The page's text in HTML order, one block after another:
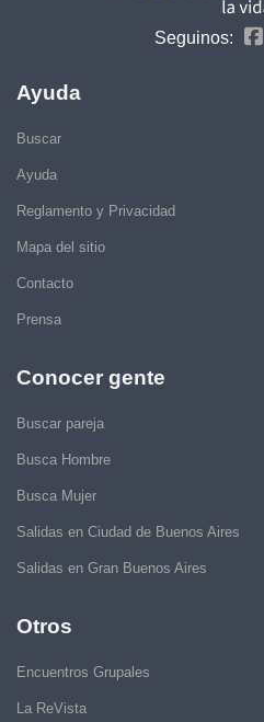
Seguinos:
Ayuda
Buscar
Ayuda
Reglamento y Privacidad
Mapa del sitio
Contacto
Prensa
Conocer gente
Buscar pareja
Busca Hombre
Busca Mujer
Salidas en Ciudad de Buenos Aires
Salidas en Gran Buenos Aires
Otros
Encuentros Grupales
La ReVista